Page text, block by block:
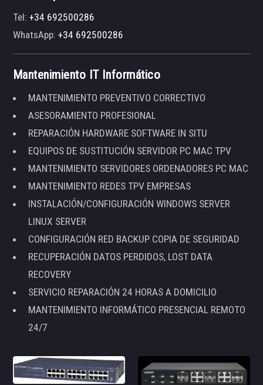
Tel:+34 692500286
WhatsApp:+34 692500286
Mantenimiento IT Informático
MANTENIMIENTO PREVENTIVO CORRECTIVO
ASESORAMIENTO PROFESIONAL
REPARACIÓN HARDWARE SOFTWARE IN SITU
EQUIPOS DE SUSTITUCIÓN SERVIDOR PC MAC TPV
MANTENIMIENTO SERVIDORES ORDENADORES PC MAC
MANTENIMIENTO REDES TPV EMPRESAS
INSTALACIÓN/CONFIGURACIÓN WINDOWS SERVER
LINUX SERVER
CONFIGURACIÓN RED BACKUP COPIA DE SEGURIDAD
RECUPERACIÓN DATOS PERDIDOS, LOST DATA
RECOVERY
SERVICIO REPARACIÓN 24 HORAS A DOMICILIO
MANTENIMIENTO INFORMÁTICO PRESENCIAL REMOTO
24/7